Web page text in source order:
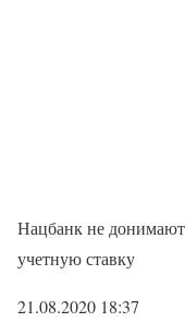
Нацбанк не донимают
учетную ставку
21.08.2020 18:37